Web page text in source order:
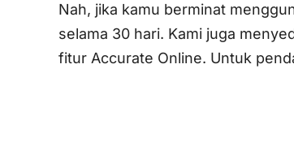
Nah, jika kamu berminat
selama 30 hari. Kami juga
fitur Accurate Online. Untuk